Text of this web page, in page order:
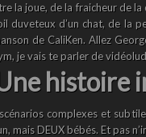
la joue, de la fraicheur de
duveteux d’un chat, de la
de CaliKen. Allez
je vais te parler de
histoire
complexes et
mais DEUX bébés. Et pas